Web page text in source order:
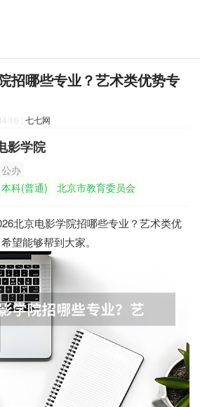
招哪些专业？艺术类优势专
| 七七网
影学院
公办
本科(普通) 北京市教育委员会
北京电影学院招哪些专业？艺术类优
望能够帮到大家。